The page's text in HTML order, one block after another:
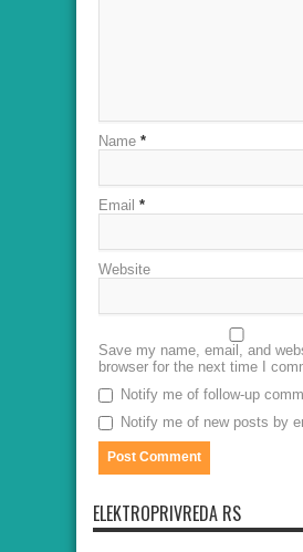
Name *
Email *
Website
Save my name, email, and
browser for the next time I
Notify me of follow-up
Notify me of new posts by
ELEKTROPRIVREDA RS